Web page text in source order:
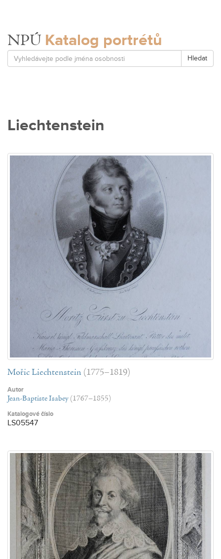
NPÚ Katalog portrétů
Hledat
Liechtenstein
Mořic Liechtenstein (1775–1819)
Autor
Jean-Baptiste Isabey (1767–1855)
Katalogové číslo
LS05547